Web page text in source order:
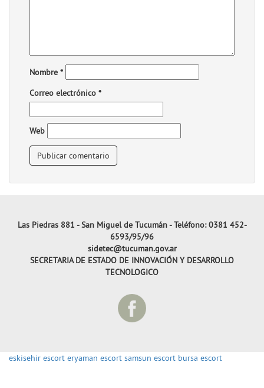
Nombre *
Correo electrónico *
Web
Las Piedras 881 - San Miguel de Tucumán - Teléfono: 0381 452-
6593/95/96
sidetec@tucuman.gov.ar
SECRETARIA DE ESTADO DE INNOVACIÓN Y DESARROLLO
TECNOLOGICO
eskisehir escort eryaman escort samsun escort bursa escort